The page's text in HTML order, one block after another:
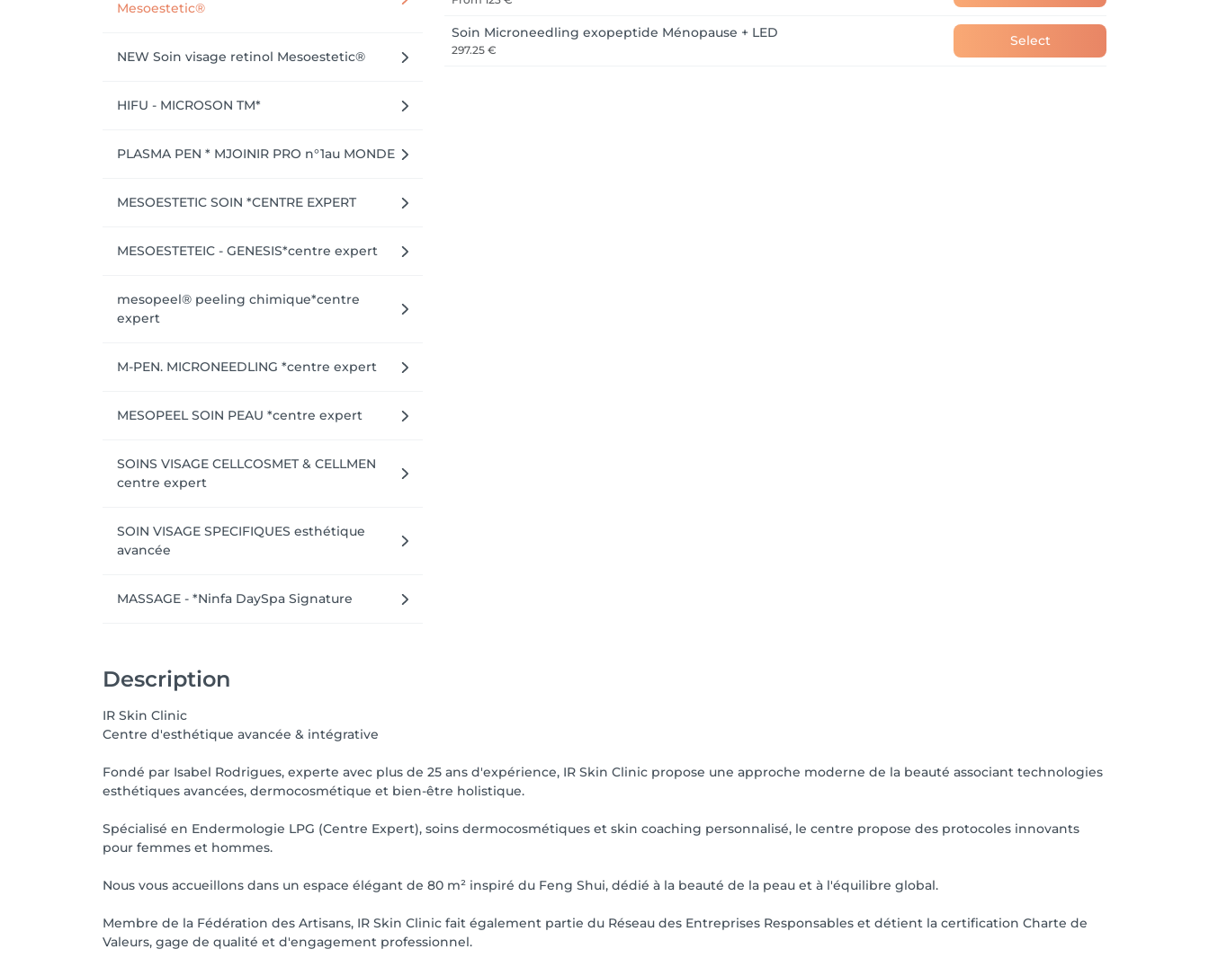
Mesoestetic®
NEW Soin visage retinol Mesoestetic®
HIFU - MICROSON TM*
PLASMA PEN * MJOINIR PRO n°1au MONDE
MESOESTETIC SOIN *CENTRE EXPERT
MESOESTETEIC - GENESIS*centre expert
mesopeel® peeling chimique*centre
expert
M-PEN. MICRONEEDLING *centre expert
MESOPEEL SOIN PEAU *centre expert
SOINS VISAGE CELLCOSMET & CELLMEN
centre expert
SOIN VISAGE SPECIFIQUES esthétique
avancée
MASSAGE - *Ninfa DaySpa Signature
Soin Microneedling exopeptide Ménopause + LED
297.25 €
Select
Description
IR Skin Clinic
Centre d'esthétique avancée & intégrative
Fondé par Isabel Rodrigues, experte avec plus de 25 ans d'expérience, IR Skin Clinic propose une approche moderne de la beauté associant technologies
esthétiques avancées, dermocosmétique et bien-être holistique.
Spécialisé en Endermologie LPG (Centre Expert), soins dermocosmétiques et skin coaching personnalisé, le centre propose des protocoles innovants
pour femmes et hommes.
Nous vous accueillons dans un espace élégant de 80 m² inspiré du Feng Shui, dédié à la beauté de la peau et à l'équilibre global.
Membre de la Fédération des Artisans, IR Skin Clinic fait également partie du Réseau des Entreprises Responsables et détient la certification Charte de
Valeurs, gage de qualité et d'engagement professionnel.